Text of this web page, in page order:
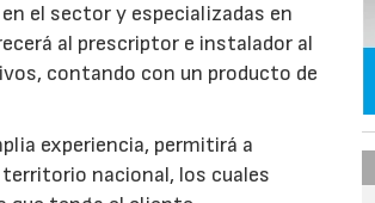
el sector y especializadas en
al prescriptor e instalador al
contando con un producto de
experiencia, permitirá a
nacional, los cuales